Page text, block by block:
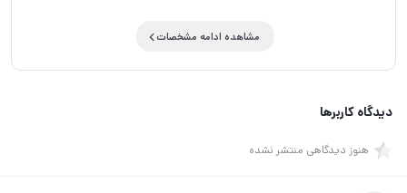
مشاهده ادامه مشخصات
دیدگاه کاربرها
هنوز دیدگاهی منتشر نشده